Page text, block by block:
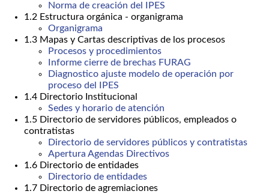
Norma de creación del IPES
1.2 Estructura orgánica - organigrama
Organigrama
1.3 Mapas y Cartas descriptivas de los procesos
Procesos y procedimientos
Informe cierre de brechas FURAG
Diagnostico ajuste modelo de operación por
proceso del IPES
1.4 Directorio Institucional
Sedes y horario de atención
1.5 Directorio de servidores públicos, empleados o
contratistas
Directorio de servidores públicos y contratistas
Apertura Agendas Directivos
1.6 Directorio de entidades
Directorio de entidades
1.7 Directorio de agremiaciones